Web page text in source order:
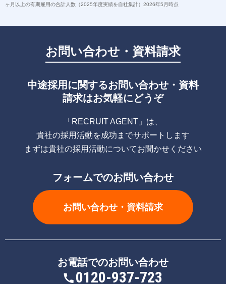
ヶ月以上の有期雇用の合計人数（2025年度実績を自社集計）2026年5月時点
お問い合わせ・資料請求
中途採用に関するお問い合わせ・資料
請求はお気軽にどうぞ
「RECRUIT AGENT」は、
貴社の採用活動を成功までサポートします
まずは貴社の採用活動についてお聞かせください
フォームでのお問い合わせ
お問い合わせ・資料請求
お電話でのお問い合わせ
0120-937-723